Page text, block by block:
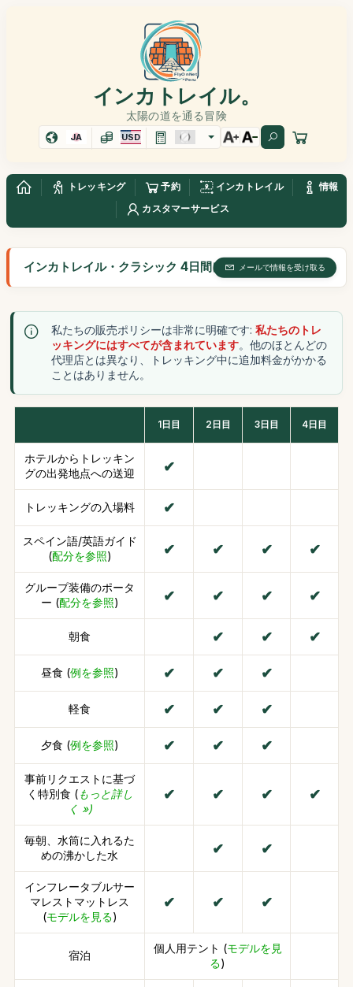
インカトレイル。
太陽の道を通る冒険
JA USD
トレッキング 予約 インカトレイル
情報
カスタマーサービス
インカトレイル・クラシック 4日間に含まれるもの
メールで情報を受け取る
私たちの販売ポリシーは非常に明確です: 私たちのトレ
ッキングにはすべてが含まれています。他のほとんどの
代理店とは異なり、トレッキング中に追加料金がかかる
ことはありません。
1日目 2日目 3日目 4日目
ホテルからトレッキン
グの出発地点への送迎
トレッキングの入場料
スペイン語/英語ガイド
(配分を参照)
グループ装備のポータ
ー (配分を参照)
朝食
昼食 (例を参照)
軽食
夕食 (例を参照)
事前リクエストに基づ
く特別食 (もっと詳し
く »)
毎朝、水筒に入れるた
めの沸かした水
インフレータブルサー
マレストマットレス
(モデルを見る)
宿泊
個人用テント (モデルを見
る)